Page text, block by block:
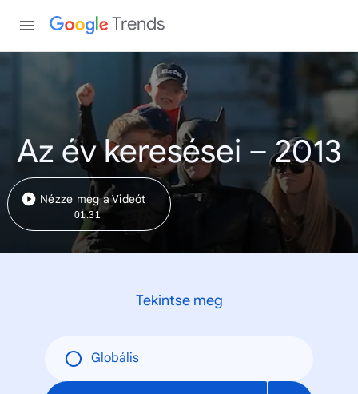
Trends
Az év keresései – 2013
Nézze meg a Videót
01:31
Tekintse meg
Globális